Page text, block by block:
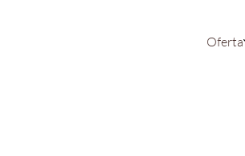
Oferta